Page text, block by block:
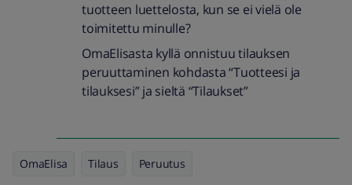
tuotteen luettelosta, kun se ei vielä ole
toimitettu minulle?
OmaElisasta kyllä onnistuu tilauksen
peruuttaminen kohdasta “Tuotteesi ja
tilauksesi” ja sieltä “Tilaukset”
OmaElisa Tilaus Peruutus